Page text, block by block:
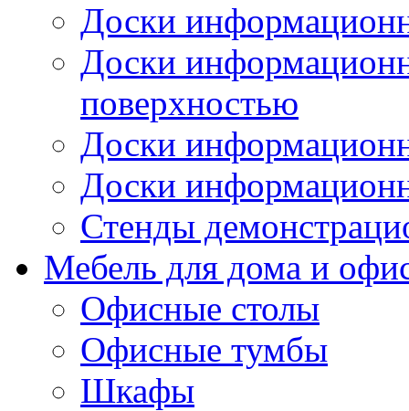
Доски
Доски
поверхностью
Доски
Доски
Стенды
Мебель для дома и
Офисные столы
Офисные тумбы
Шкафы